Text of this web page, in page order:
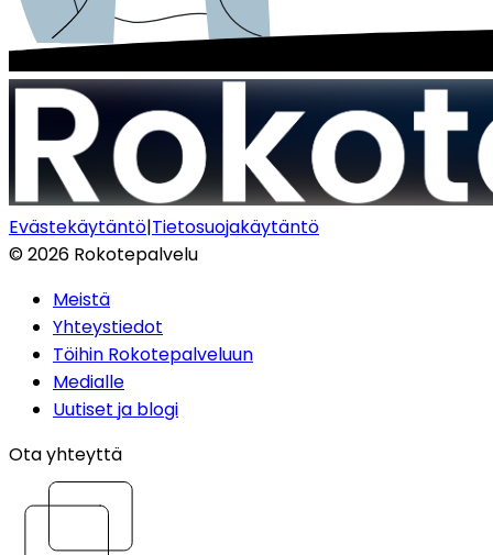
Evästekäytäntö|Tietosuojakäytäntö
©2026 Rokotepalvelu
Meistä
Yhteystiedot
Töihin Rokotepalveluun
Medialle
Uutiset ja blogi
Ota yhteyttä